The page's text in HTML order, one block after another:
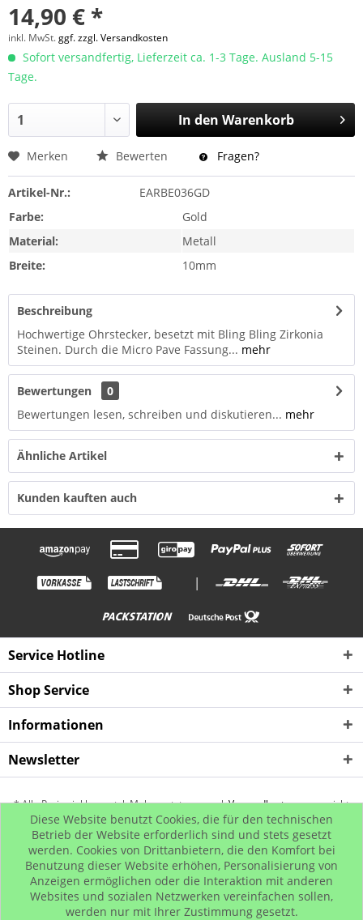
14,90 € *
inkl. MwSt.ggf. zzgl. Versandkosten
Sofort versandfertig, Lieferzeit ca. 1-3 Tage. Ausland 5-15
Tage.
In den Warenkorb
Merken Bewerten Fragen?
Artikel-Nr.:
EARBE036GD
Farbe:
Gold
Material:
Metall
Breite:
10mm
Beschreibung
Hochwertige Ohrstecker, besetzt mit Bling Bling Zirkonia
Steinen. Durch die Micro Pave Fassung... mehr
Bewertungen
0
Bewertungen lesen, schreiben und diskutieren... mehr
Ähnliche Artikel
Kunden kauften auch
|
Service Hotline
Shop Service
Informationen
Newsletter
* Alle Preise inkl. gesetzl. Mehrwertsteuer zzgl.Versandkosten, wenn nicht
anders beschrieben
Kontakt Rückgabe Hip Hop Bling
Hip Hop Shop
© www.iced-out.biz
Diese Website benutzt Cookies, die für den technischen
Betrieb der Website erforderlich sind und stets gesetzt
werden. Cookies von Drittanbietern, die den Komfort bei
Benutzung dieser Website erhöhen, Personalisierung von
Anzeigen ermöglichen oder die Interaktion mit anderen
Websites und sozialen Netzwerken vereinfachen sollen,
werden nur mit Ihrer Zustimmung gesetzt.